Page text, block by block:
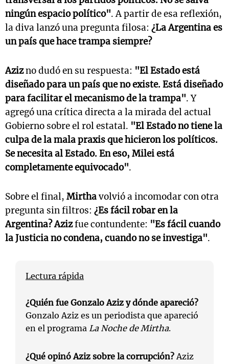
ningún espacio político". A partir de esa reflexión,
la diva lanzó una pregunta filosa: ¿La Argentina es
un país que hace trampa siempre?
Azizno dudó en su respuesta: "El Estado está
diseñado para un país que no existe. Está diseñado
para facilitar el mecanismo de la trampa". Y
agregó una crítica directa a la mirada del actual
Gobierno sobre el rol estatal. "El Estado no tiene la
culpa de la mala praxis que hicieron los políticos.
Se necesita al Estado. En eso, Milei está
completamente equivocado".
Sobre el final, Mirthavolvió a incomodar con otra
pregunta sin filtros: ¿Es fácil robar en la
Argentina?Azizfue contundente: "Es fácil cuando
la Justicia no condena, cuando no se investiga".
Lectura rápida
¿Quién fue Gonzalo Aziz y dónde apareció?
Gonzalo Aziz es un periodista que apareció
en el programa La Noche de Mirtha.
¿Qué opinó Aziz sobre la corrupción? Aziz